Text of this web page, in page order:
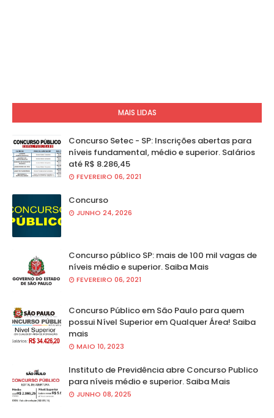
MAIS LIDAS
Concurso Setec - SP: Inscrições abertas para
níveis fundamental, médio e superior. Salários
até R$ 8.286,45
FEVEREIRO 06, 2021
Concurso
JUNHO 24, 2026
Concurso público SP: mais de 100 mil vagas de
níveis médio e superior. Saiba Mais
FEVEREIRO 06, 2021
Concurso Público em São Paulo para quem
possui Nível Superior em Qualquer Área! Saiba
mais
MAIO 10, 2023
Instituto de Previdência abre Concurso Publico
para níveis médio e superior. Saiba Mais
JUNHO 08, 2025